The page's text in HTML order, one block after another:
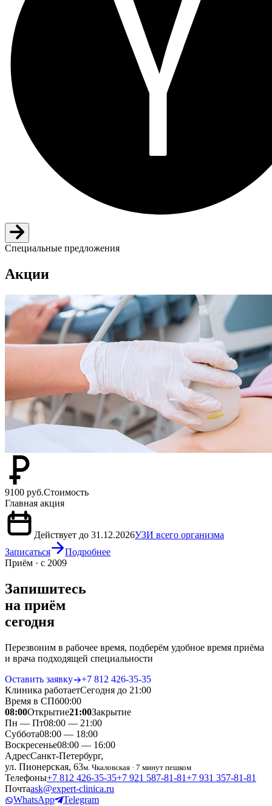
Специальные предложения
Акции
9100 руб.Стоимость
Главная акция
Действует до 31.12.2026УЗИ всего организма
Записаться
Подробнее
Приём · с 2009
Запишитесь
на приём
сегодня
Перезвоним в рабочее время, подберём удобное время приёма
и врача подходящей специальности
Оставить заявку
+7 812 426‑35‑35
Клиника работаетСегодня до 21:00
Время в СПб00:00
08:00Открытие21:00Закрытие
Пн — Пт08:00 — 21:00
Суббота08:00 — 18:00
Воскресенье08:00 — 16:00
АдресСанкт-Петербург,
ул. Пионерская, 63м. Чкаловская · 7 минут пешком
Телефоны+7 812 426‑35‑35+7 921 587‑81‑81+7 931 357‑81‑81
Почтаask@expert-clinica.ru
WhatsApp
Telegram